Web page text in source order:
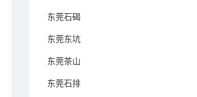
东莞石碣
东莞东坑
东莞茶山
东莞石排